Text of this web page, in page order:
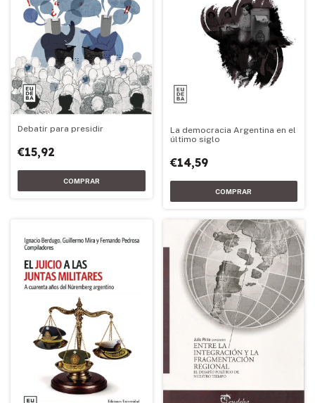
Debatir para presidir
€15,92
La democracia Argentina en el
último siglo
€14,59